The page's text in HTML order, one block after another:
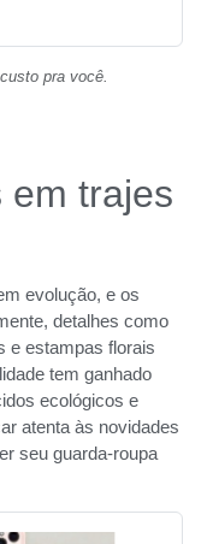
pra você.
em trajes
evolução, e os
detalhes como
e estampas florais
tem ganhado
ecológicos e
atenta às novidades
seu guarda-roupa